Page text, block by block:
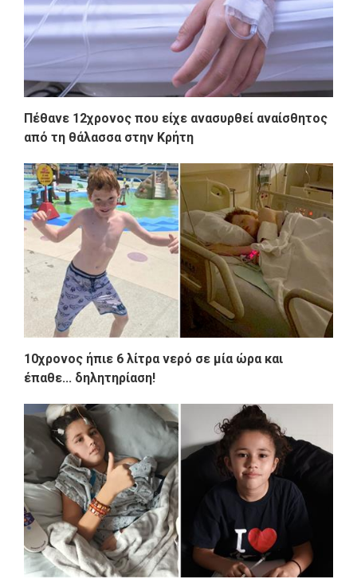
Πέθανε 12χρονος που είχε ανασυρθεί αναίσθητος
από τη θάλασσα στην Κρήτη
10χρονος ήπιε 6 λίτρα νερό σε μία ώρα και
έπαθε... δηλητηρίαση!